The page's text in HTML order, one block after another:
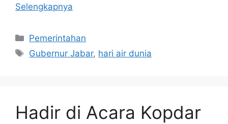
Selengkapnya
Kategori
Pemerintahan
Tag
Gubernur Jabar, hari air dunia
Hadir di Acara Kopdar